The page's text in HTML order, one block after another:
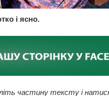
і ясно.
частину тексту і